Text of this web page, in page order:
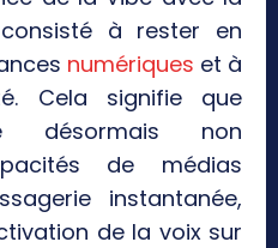
à rester en
numériques et à
Cela signifie que
désormais non
de médias
instantanée,
de la voix sur